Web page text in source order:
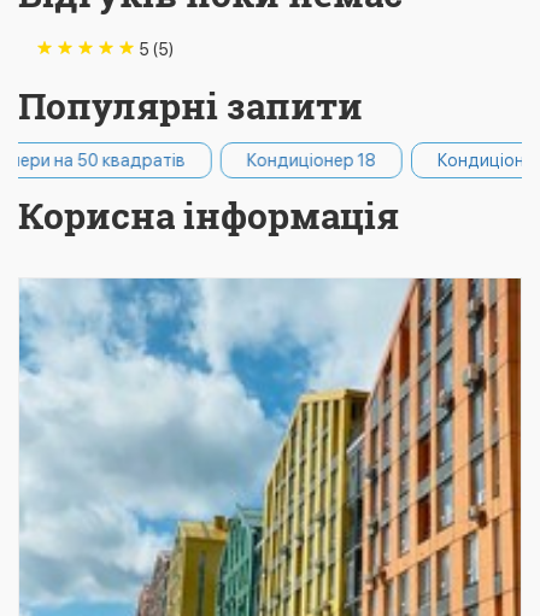
5 (5)
Популярні запити
Кондиціонер 18 Кондиціонери
Корисна інформація